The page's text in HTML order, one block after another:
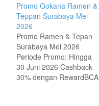
Promo Gokana Ramen &
Teppan Surabaya Mei
2026
Promo Ramen & Tepan
Surabaya Mei 2026
Periode Promo: Hingga
30 Juni 2026 Cashback
30% dengan RewardBCA